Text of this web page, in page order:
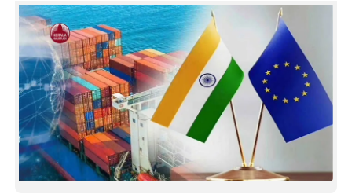
SPIRITUAL
INFO+
ART
ASTRO